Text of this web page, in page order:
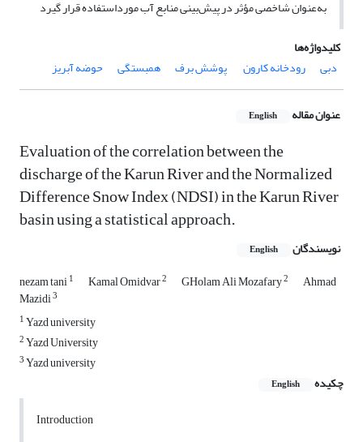
به‌عنوان شاخصی مؤثر در پیش‌بینی منابع آب مورداستفاده قرار گیرد
کلیدواژه‌ها
دبی
رودخانه کارون ‌ پوشش برف همبستگی ‌حوضه آبریز
عنوان مقاله English
Evaluation of the correlation between the
discharge of the Karun River and the Normalized
Difference Snow Index (NDSI) in the Karun River
basin using a statistical approach.
نویسندگان English
nezam tani1 Kamal Omidvar2 GHolam Ali Mozafary2 Ahmad
Mazidi3
1Yazd university
2Yazd University
3Yazd university
چکیده
English
Introduction